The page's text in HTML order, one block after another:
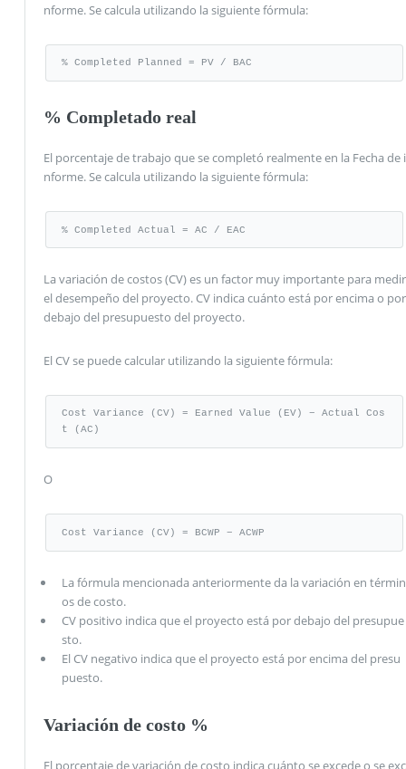
nforme. Se calcula utilizando la siguiente fórmula:
% Completed Planned = PV / BAC
% Completado real
El porcentaje de trabajo que se completó realmente en la Fecha de i
nforme. Se calcula utilizando la siguiente fórmula:
% Completed Actual = AC / EAC
La variación de costos (CV) es un factor muy importante para medir
el desempeño del proyecto. CV indica cuánto está por encima o por
debajo del presupuesto del proyecto.
El CV se puede calcular utilizando la siguiente fórmula:
Cost Variance (CV) = Earned Value (EV) − Actual Cos
t (AC)
O
Cost Variance (CV) = BCWP − ACWP
La fórmula mencionada anteriormente da la variación en términ
os de costo.
CV positivo indica que el proyecto está por debajo del presupue
sto.
El CV negativo indica que el proyecto está por encima del presu
puesto.
Variación de costo %
El porcentaje de variación de costo indica cuánto se excede o se exc